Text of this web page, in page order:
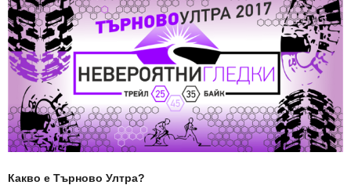
Какво е Търново Ултра?